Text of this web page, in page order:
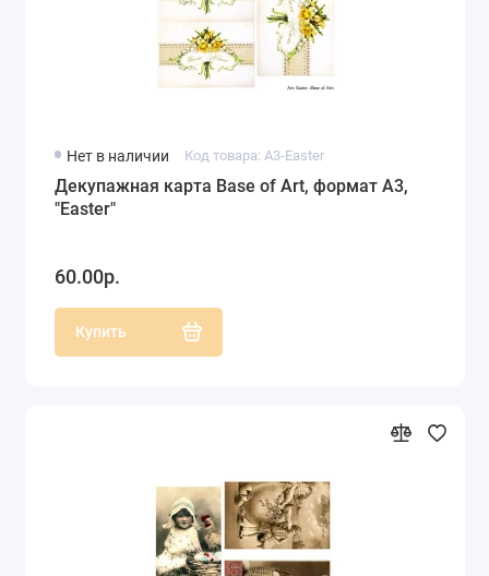
Нет в наличии Код товара: A3-Easter
Декупажная карта Base of Art, формат А3,
"Easter"
60.00р.
Купить